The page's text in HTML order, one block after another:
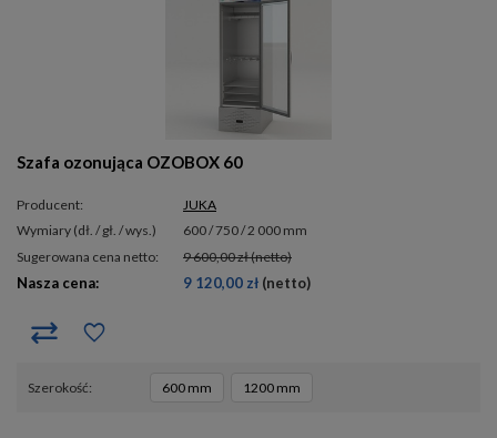
Szafa ozonująca OZOBOX 60
Producent:
JUKA
wymiary (dł. / gł. / wys.)
600 / 750 / 2 000 mm
Sugerowana cena netto:
9 600,00 zł(netto)
Nasza cena: 9 120,00 zł (netto)
szerokość 600 mm 1200 mm